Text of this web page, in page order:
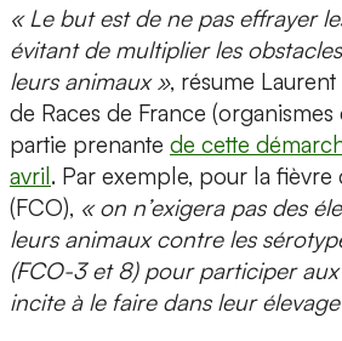
« Le but est de ne pas effrayer
évitant de multiplier les
leurs animaux », résume
de Races de France
partie prenante de cette
avril. Par exemple, pour la fièvre
(FCO), « on n’exigera pas des
leurs animaux contre les
(FCO-3 et 8) pour participer
incite à le faire dans leur